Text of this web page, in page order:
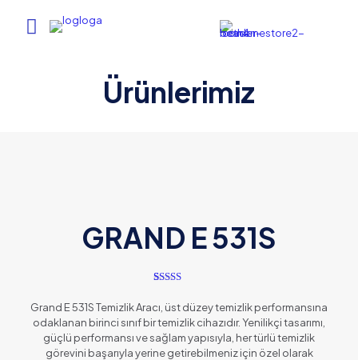
Ürünlerimiz
GRAND E 531S
puanına
dayanarak 5
üzerinden
5.00puan
aldı
Grand E 531S Temizlik Aracı, üst düzey temizlik performansına
odaklanan birinci sınıf bir temizlik cihazıdır. Yenilikçi tasarımı,
güçlü performansı ve sağlam yapısıyla, her türlü temizlik
görevini başarıyla yerine getirebilmeniz için özel olarak